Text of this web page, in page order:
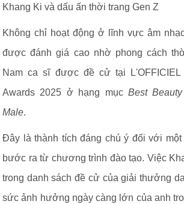
Khang Ki và dấu ấn thời trang Gen Z
Không chỉ hoạt động ở lĩnh vực âm
được đánh giá cao nhờ phong cách
Nam ca sĩ được đề cử tại L'OFFICIEL
Awards 2025 ở hạng mục Best
Male.
Đây là thành tích đáng chú ý đối với
bước ra từ chương trình đào tạo. Việc
trong danh sách đề cử của giải thưởng
sức ảnh hưởng ngày càng lớn của anh